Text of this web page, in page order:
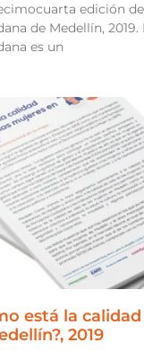
edición
de Medellín, 2019.
es un
está la
2019